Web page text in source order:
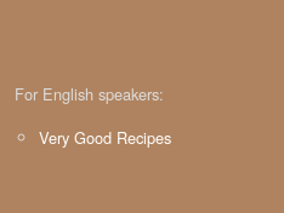
For English speakers:
Very Good Recipes